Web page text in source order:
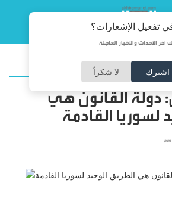
تفعيل الإشعارات؟
آخر الأحداث والأخبار العاجلة
اشترك لا شكراً
القانون هي
لسوريا القادمة